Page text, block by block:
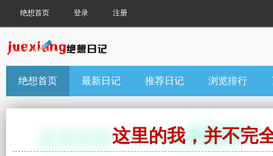
绝想首页 登录 注册
绝想首页 最新日记 推荐日记 浏览排行
这里的我，并不完